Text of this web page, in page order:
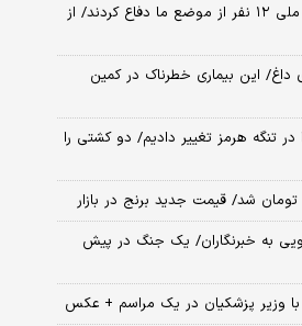
پزشکیان: در شورای عالی امنیت ملی ۱۲ نفر از موضع ما دفاع کردند/ از
این بیماری خطرناک در کمین
مسیر ۵۱ کشتی را در تنگه هرمز تغییر دادیم/ دو کشتی را
گویی به خبرنگاران/ یک جنگ در پیش
پزشکیان در یک مراسم + عکس